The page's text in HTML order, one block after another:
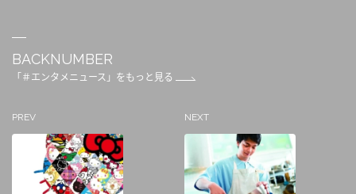
BACKNUMBER
「＃エンタメニュース」をもっと見る
PREV NEXT